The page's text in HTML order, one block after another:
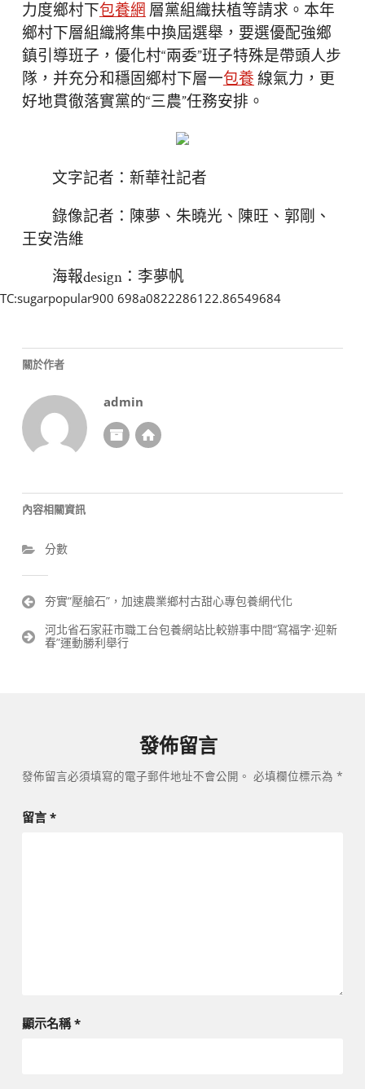
力度鄉村下包養網層黨組織扶植等請求。本年
鄉村下層組織將集中換屆選舉，要選優配強鄉
鎮引導班子，優化村“兩委”班子特殊是帶頭人步
隊，并充分和穩固鄉村下層一包養線氣力，更
好地貫徹落實黨的“三農”任務安排。
文字記者：新華社記者
錄像記者：陳夢、朱曉光、陳旺、郭剛、
王安浩維
海報design：李夢帆
TC:sugarpopular900 698a0822286122.86549684
關於作者
admin
內容相關資訊
分數
文
導
夯實“壓艙石”，加速農業鄉村古甜心專包養網代化
河北省石家莊市職工台包養網站比較辦事中間“寫福字·迎新
春”運動勝利舉行
發佈留言
發佈留言必須填寫的電子郵件地址不會公開。 必填欄位標示為 *
留言 *
顯示名稱*